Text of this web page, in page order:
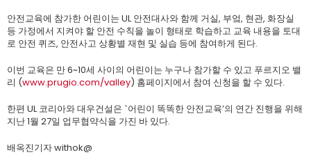
안전교육에 참가한 어린이는 UL 안전대사와 함께 거실, 부엌, 현관, 화장실
등 가정에서 지켜야 할 안전 수칙을 놀이 형태로 학습하고 교육 내용을 토대
로 안전 퀴즈, 안전사고 상황별 재현 및 실습 등에 참여하게 된다.
이번 교육은 만 6~10세 사이의 어린이는 누구나 참가할 수 있고 푸르지오 밸
리 (www.prugio.com/valley) 홈페이지에서 참여 신청을 할 수 있다.
한편 UL 코리아와 대우건설은 `어린이 똑똑한 안전교육’의 연간 진행을 위해
지난 1월 27일 업무협약식을 가진 바 있다.
배옥진기자 withok@